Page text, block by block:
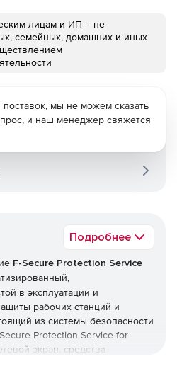
лицам и ИП – не
семейных, домашних и иных
Подробнее
F-Secure Protection Service
в эксплуатации и
рабочих станций и
из системы безопасности
Protection Service for
экран, средства
мы не можем сказать
и наш менеджер свяжется